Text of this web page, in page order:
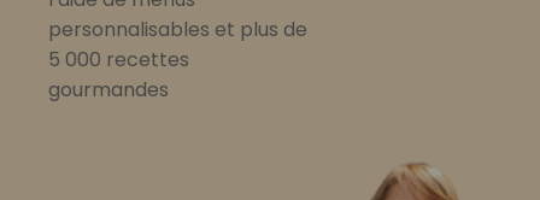
personnalisables et plus de
5 000 recettes
gourmandes